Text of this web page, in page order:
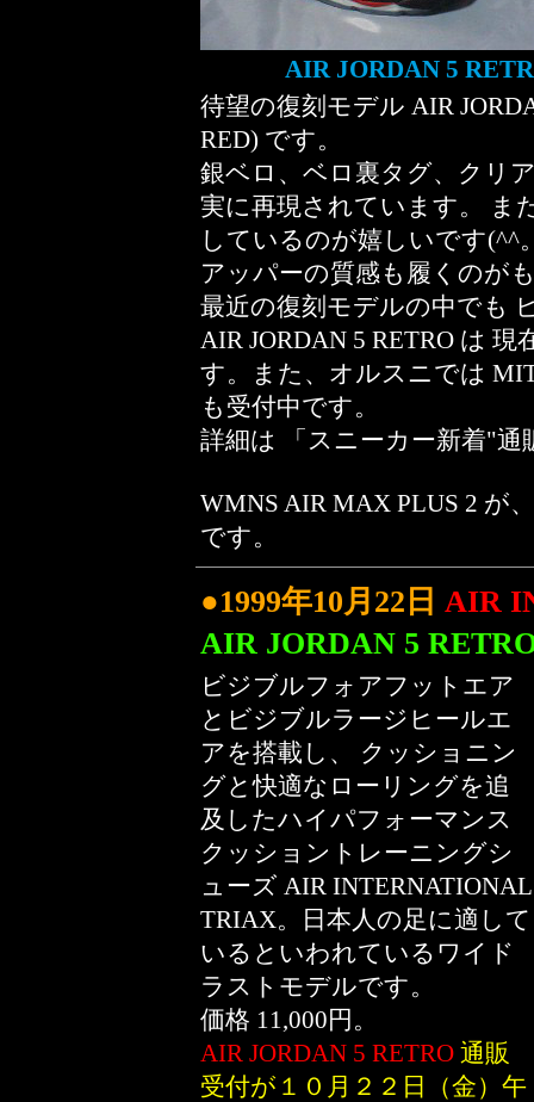
AIR JORDAN 5
待望の復刻モデル AIR
RED) です。
銀ベロ、ベロ裏タグ、クリ
実に再現されています。 ま
しているのが嬉しいです(^^
アッパーの質感も履くのが
最近の復刻モデルの中でも
AIR JORDAN 5 RETRO は 現
す。また、オルスニでは
も受付中です。
詳細は 「スニーカー新着"通
WMNS AIR MAX PLUS 2 が
です。
●1999年10月22日 AIR
AIR JORDAN 5
ビジブルフォアフットエア
とビジブルラージヒールエ
アを搭載し、 クッショニン
グと快適なローリングを追
及したハイパフォーマンス
クッショントレーニングシ
ューズ AIR INTERNATIONAL
TRIAX。
日本人の足に適して
いるといわれているワイド
ラストモデルです。
価格 11,000円。
AIR JORDAN 5 RETRO 通販
受付が１０月２２日（金）午